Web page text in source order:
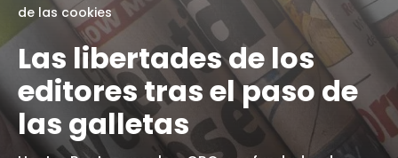
de las cookies
Las libertades de los
editores tras el paso de
las galletas